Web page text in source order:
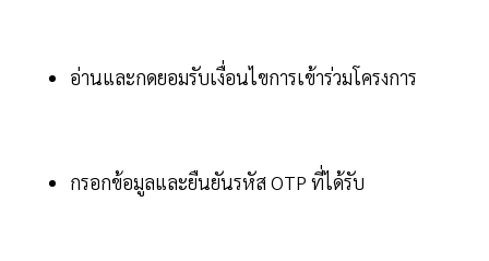
อ่านและกดยอมรับเงื่อนไขการเข้าร่วมโครงการ
กรอกข้อมูลและยืนยันรหัส OTP ที่ได้รับ